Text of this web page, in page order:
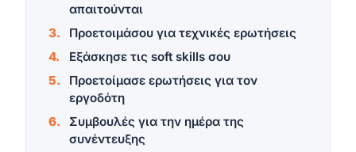
απαιτούνται
Προετοιμάσου για τεχνικές ερωτήσεις
Εξάσκησε τις soft skills σου
Προετοίμασε ερωτήσεις για τον
εργοδότη
Συμβουλές για την ημέρα της
συνέντευξης